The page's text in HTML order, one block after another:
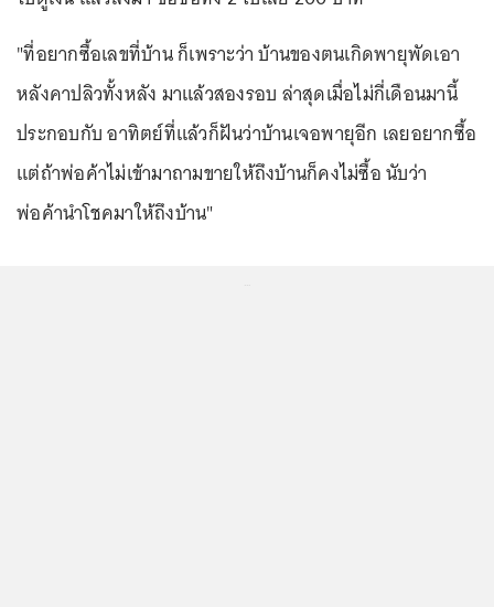
"ที่อยากซื้อเลขที่บ้าน ก็เพราะว่า บ้านของตนเกิดพายุพัดเอา
หลังคาปลิวทั้งหลัง มาแล้วสองรอบ ล่าสุดเมื่อไม่กี่เดือนมานี้
ประกอบกับ อาทิตย์ที่แล้วก็ฝันว่าบ้านเจอพายุอีก เลยอยากซื้อ
แต่ถ้าพ่อค้าไม่เข้ามาถามขายให้ถึงบ้านก็คงไม่ซื้อ นับว่า
พ่อค้านำโชคมาให้ถึงบ้าน"